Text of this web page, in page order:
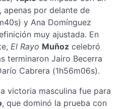
, apenas por delante de
y Ana Domínguez
muy ajustada. En
El Rayo Muñoz celebró
terminaron Jairo Becerra
Cabrera (1h56m06s).
victoria masculina fue para
, que dominó la prueba con